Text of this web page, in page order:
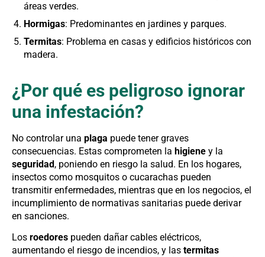
áreas verdes.
Hormigas: Predominantes en jardines y parques.
Termitas: Problema en casas y edificios históricos con
madera.
¿Por qué es peligroso ignorar
una infestación?
No controlar una plaga puede tener graves
consecuencias. Estas comprometen la higiene y la
seguridad, poniendo en riesgo la salud. En los hogares,
insectos como mosquitos o cucarachas pueden
transmitir enfermedades, mientras que en los negocios, el
incumplimiento de normativas sanitarias puede derivar
en sanciones.
Los roedores pueden dañar cables eléctricos,
aumentando el riesgo de incendios, y las termitas